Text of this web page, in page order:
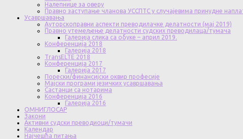
Налепнице за оверу
Правно заступање чланова УССПТС у случајевима принудне
Усавршавања
Ауторскоправни аспекти преводилачке делатности (мај 2019)
Правно утемељење делатности судских преводилаца/тумача
Галерија слика са обуке – април 2019.
Конференција 2018
Галерија 2018
TransELTE 2018
Конференција 2017
Галерија 2017
Порески/финансијски оквир професије
Мајски програми језичких усавршавања
Састанци са нотарима
Конференција 2016
Галерија 2016
ОМНИГЛОСАР
Закони
Активни судски преводиоци/тумачи
Календар
Најчешћа питања